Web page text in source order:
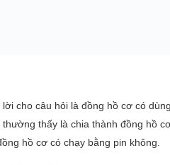
cho câu hỏi là đồng hồ cơ có
thấy là chia thành đồng hồ
hồ cơ có chạy bằng pin không.